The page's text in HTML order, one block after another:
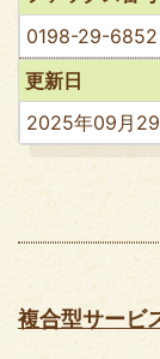
0198-29-6852
更新日
2025年09月
複合型サービ